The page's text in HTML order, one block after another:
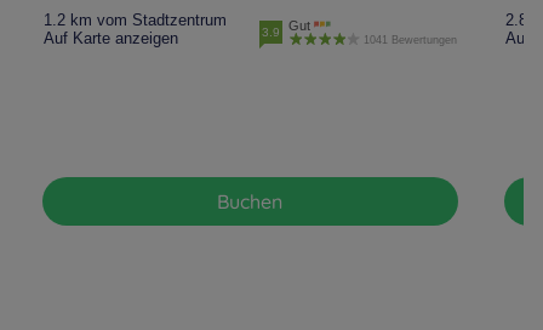
1.2 km vom Stadtzentrum
Auf Karte anzeigen
3.9 Gut
1041 Bewertungen
Buchen
2.8
Auf